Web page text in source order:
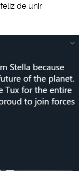
de unir